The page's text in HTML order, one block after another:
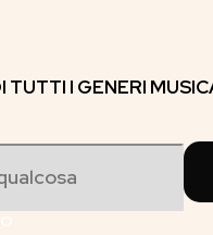
TUTTI I GENERI